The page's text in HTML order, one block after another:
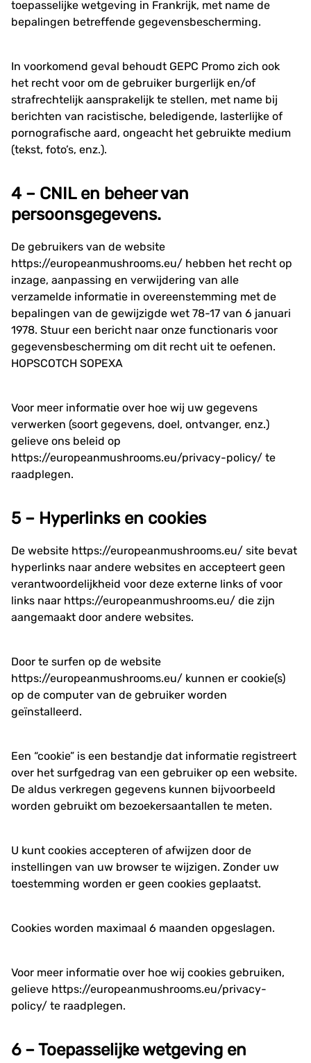
toepasselijke wetgeving in Frankrijk, met name de
bepalingen betreffende gegevensbescherming.
In voorkomend geval behoudt GEPC Promo zich ook
het recht voor om de gebruiker burgerlijk en/of
strafrechtelijk aansprakelijk te stellen, met name bij
berichten van racistische, beledigende, lasterlijke of
pornografische aard, ongeacht het gebruikte medium
(tekst, foto’s, enz.).
4 – CNIL en beheer van
persoonsgegevens.
De gebruikers van de website
https://europeanmushrooms.eu/ hebben het recht op
inzage, aanpassing en verwijdering van alle
verzamelde informatie in overeenstemming met de
bepalingen van de gewijzigde wet 78-17 van 6 januari
1978. Stuur een bericht naar onze functionaris voor
gegevensbescherming om dit recht uit te oefenen.
HOPSCOTCH SOPEXA
Voor meer informatie over hoe wij uw gegevens
verwerken (soort gegevens, doel, ontvanger, enz.)
gelieve ons beleid op
https://europeanmushrooms.eu/privacy-policy/ te
raadplegen.
5 – Hyperlinks en cookies
De website https://europeanmushrooms.eu/ site bevat
hyperlinks naar andere websites en accepteert geen
verantwoordelijkheid voor deze externe links of voor
links naar https://europeanmushrooms.eu/ die zijn
aangemaakt door andere websites.
Door te surfen op de website
https://europeanmushrooms.eu/ kunnen er cookie(s)
op de computer van de gebruiker worden
geïnstalleerd.
Een “cookie” is een bestandje dat informatie registreert
over het surfgedrag van een gebruiker op een website.
De aldus verkregen gegevens kunnen bijvoorbeeld
worden gebruikt om bezoekersaantallen te meten.
U kunt cookies accepteren of afwijzen door de
instellingen van uw browser te wijzigen. Zonder uw
toestemming worden er geen cookies geplaatst.
Cookies worden maximaal 6 maanden opgeslagen.
Voor meer informatie over hoe wij cookies gebruiken,
gelieve https://europeanmushrooms.eu/privacy-
policy/ te raadplegen.
6 – Toepasselijke wetgeving en